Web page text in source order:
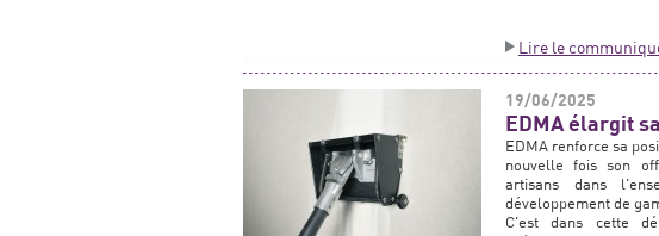
Lire le
19/06/2025
EDMA élargit
EDMA renforce sa
nouvelle fois son
artisans dans
développement de
C'est dans cette